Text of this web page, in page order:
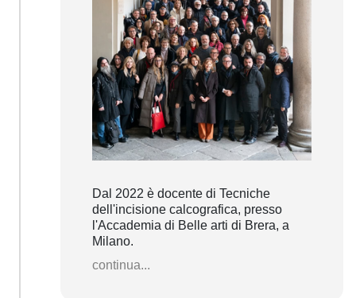
Dal 2022 è docente di Tecniche
dell'incisione calcografica, presso
l'Accademia di Belle arti di Brera, a
Milano.
continua...